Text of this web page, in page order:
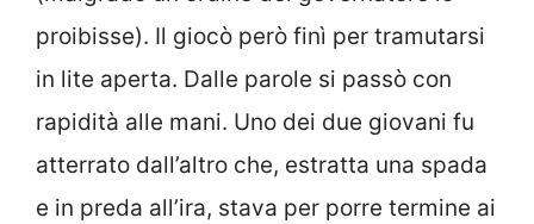
proibisse). Il giocò però finì per tramutarsi
in lite aperta. Dalle parole si passò con
rapidità alle mani. Uno dei due giovani fu
atterrato dall’altro che, estratta una spada
e in preda all’ira, stava per porre termine ai